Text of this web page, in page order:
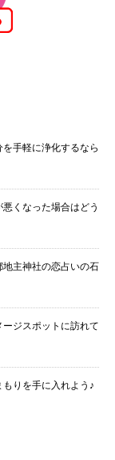
手軽に浄化するなら
くなった場合はどう
主神社の恋占いの石
ジスポットに訪れて
りを手に入れよう♪